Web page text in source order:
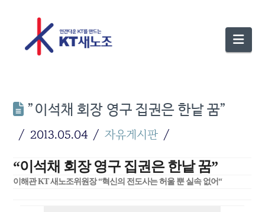
”이석채 회장 영구 집권은 한낱 꿈”
2013.05.04 자유게시판
“이석채 회장 영구 집권은 한낱 꿈”
이해관 KT 새노조위원장 “혁신의 전도사는 허울 뿐 실속 없어“